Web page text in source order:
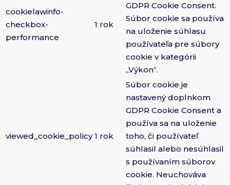
cookielawinfo-
checkbox-
performance
1 rok
GDPR Cookie Consent.
Súbor cookie sa používa
na uloženie súhlasu
používateľa pre súbory
cookie v kategórii
„Výkon“.
viewed_cookie_policy 1 rok
Súbor cookie je
nastavený doplnkom
GDPR Cookie Consent a
používa sa na uloženie
toho, či používateľ
súhlasil alebo nesúhlasil
s používaním súborov
cookie. Neuchováva